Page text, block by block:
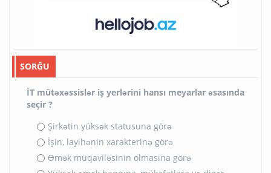
SORĞU
İT mütəxəssislər iş yerlərini hansı meyarlar əsasında
seçir ?
Şirkətin yüksək statusuna görə
İşin, layihənin xarakterinə görə
Əmək müqaviləsinin olmasına görə